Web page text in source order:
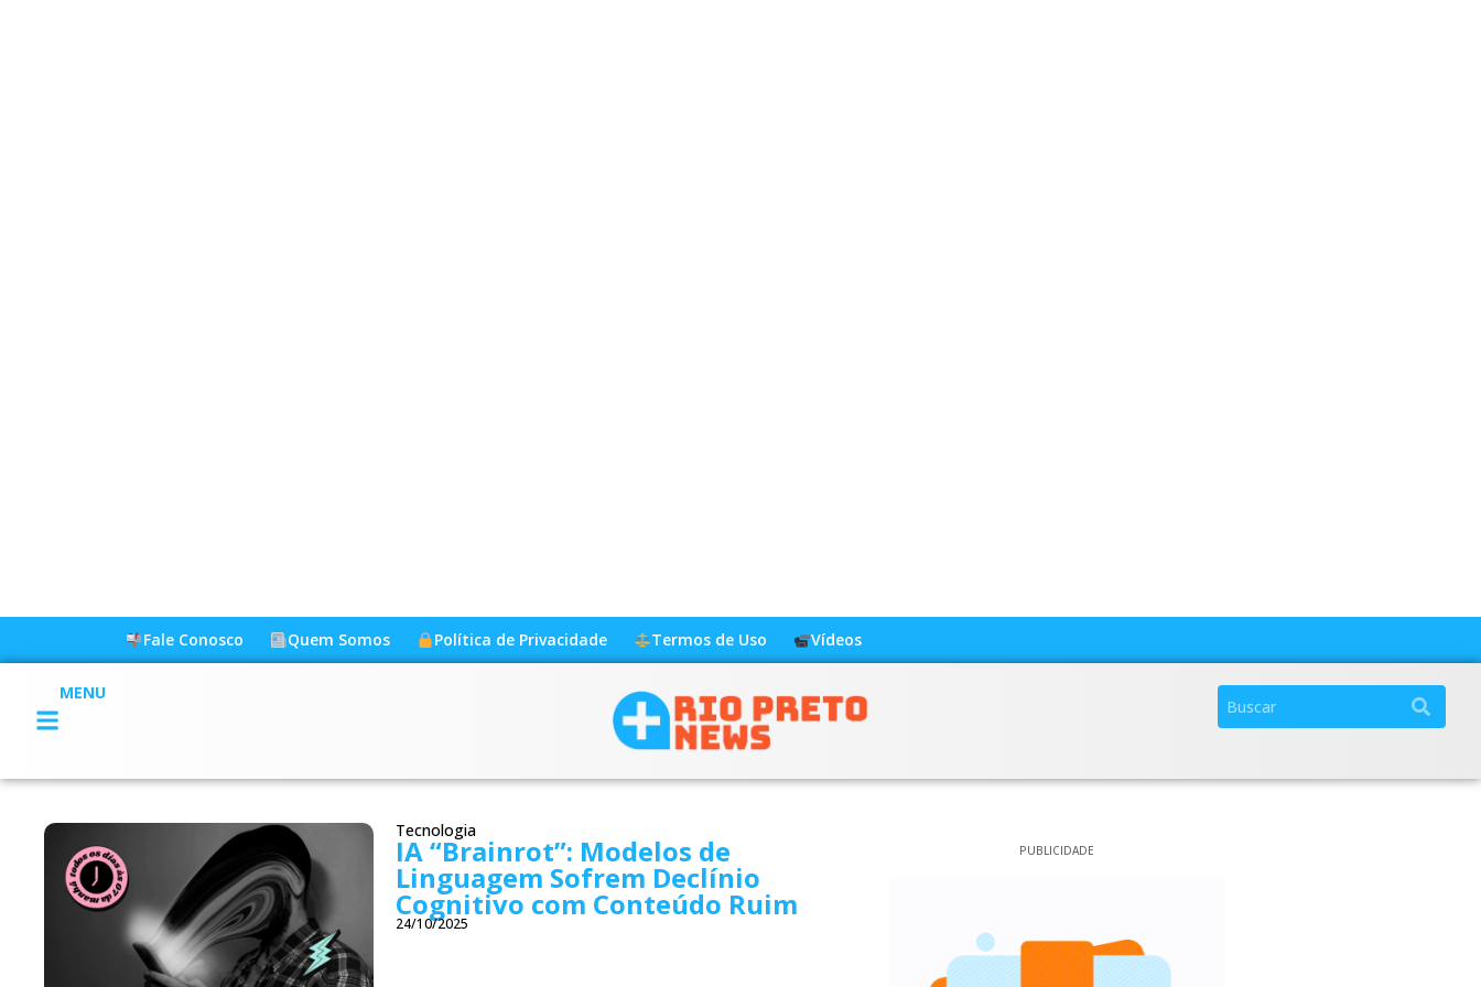
Fale Conosco Quem Somos Política de Privacidade Termos de Uso Vídeos
MENU
Tecnologia
IA “Brainrot”: Modelos de
Linguagem Sofrem Declínio
Cognitivo com Conteúdo Ruim
24/10/2025
PUBLICIDADE